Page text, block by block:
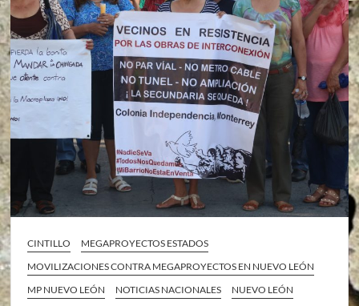
CINTILLO
MEGAPROYECTOS ESTADOS
MOVILIZACIONES CONTRA MEGAPROYECTOS EN NUEVO LEÓN
MP NUEVO LEÓN
NOTICIAS NACIONALES NUEVO LEÓN